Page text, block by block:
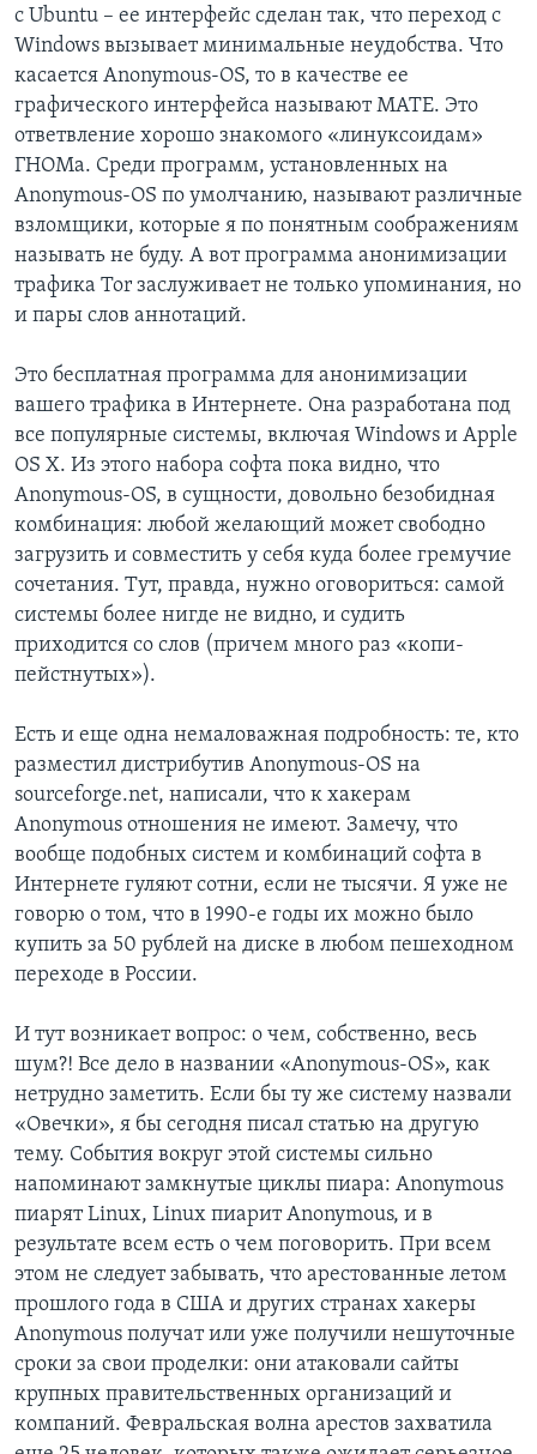
с Ubuntu – ее интерфейс сделан так, что переход с
Windows вызывает минимальные неудобства. Что
касается Anonymous-OS, то в качестве ее
графического интерфейса называют MATE. Это
ответвление хорошо знакомого «линуксоидам»
ГНОМа. Среди программ, установленных на
Anonymous-OS по умолчанию, называют различные
взломщики, которые я по понятным соображениям
называть не буду. А вот программа анонимизации
трафика Tor заслуживает не только упоминания, но
и пары слов аннотаций.
Это бесплатная программа для анонимизации
вашего трафика в Интернете. Она разработана под
все популярные системы, включая Windows и Apple
OS X. Из этого набора софта пока видно, что
Anonymous-OS, в сущности, довольно безобидная
комбинация: любой желающий может свободно
загрузить и совместить у себя куда более гремучие
сочетания. Тут, правда, нужно оговориться: самой
системы более нигде не видно, и судить
приходится со слов (причем много раз «копи-
пейстнутых»).
Есть и еще одна немаловажная подробность: те, кто
разместил дистрибутив Anonymous-OS на
sourceforge.net, написали, что к хакерам
Anonymous отношения не имеют. Замечу, что
вообще подобных систем и комбинаций софта в
Интернете гуляют сотни, если не тысячи. Я уже не
говорю о том, что в 1990-е годы их можно было
купить за 50 рублей на диске в любом пешеходном
переходе в России.
И тут возникает вопрос: о чем, собственно, весь
шум?! Все дело в названии «Anonymous-OS», как
нетрудно заметить. Если бы ту же систему назвали
«Овечки», я бы сегодня писал статью на другую
тему. События вокруг этой системы сильно
напоминают замкнутые циклы пиара: Anonymous
пиарят Linux, Linux пиарит Anonymous, и в
результате всем есть о чем поговорить. При всем
этом не следует забывать, что арестованные летом
прошлого года в США и других странах хакеры
Anonymous получат или уже получили нешуточные
сроки за свои проделки: они атаковали сайты
крупных правительственных организаций и
компаний. Февральская волна арестов захватила